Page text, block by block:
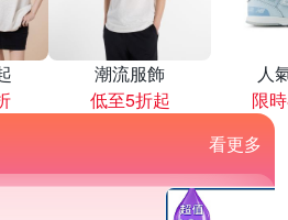
潮流服飾
低至5折起
人
限
看更多